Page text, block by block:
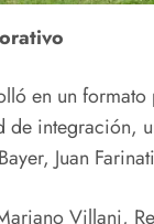
en un
integración,
Juan
Villani,